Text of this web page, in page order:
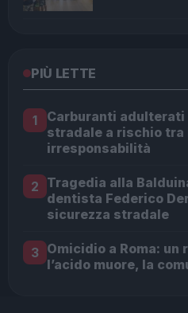
PIÙ LETTE
1
Carburanti adulterati
stradale a rischio tra
irresponsabilità
2 Tragedia alla
dentista Federico
sicurezza stradale
3 Omicidio a Roma:
l’acido muore, la